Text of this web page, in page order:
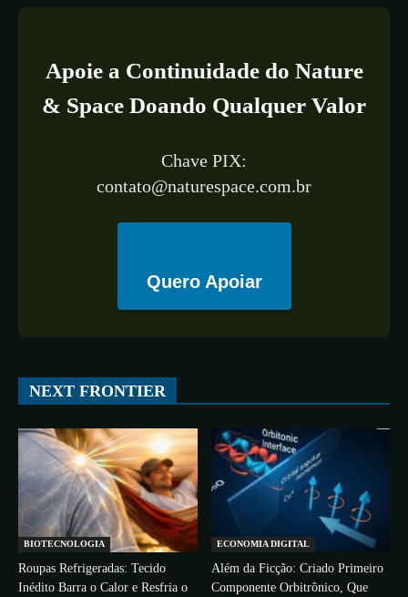
Apoie a Continuidade do Nature
& Space Doando Qualquer Valor
Chave PIX:
contato@naturespace.com.br
Quero Apoiar
NEXT FRONTIER
BIOTECNOLOGIA
Roupas Refrigeradas: Tecido
Inédito Barra o Calor e Resfria o
ECONOMIA DIGITAL
Além da Ficção: Criado Primeiro
Componente Orbitrônico, Que